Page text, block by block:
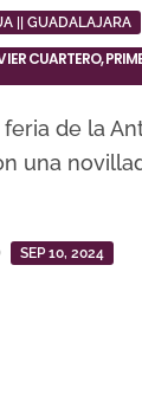
|| GUADALAJARA
CUARTERO,
una
SEP 10, 2024